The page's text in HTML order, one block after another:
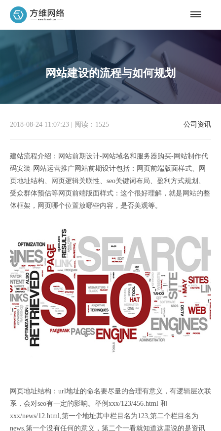
网站建设的流程与如何规划
公司资讯
2018-08-24 11:07:23 阅读：1525
建站流程介绍：网站前期设计-网站域名和服务器购买-网站制作代
码安装-网站运营推广网站前期设计包括：网页前端版面样式、网
页地址结构、网页逻辑关联性、seo关键词布局、盈利方式规划、
受众群体预估等网页前端版面样式：这个很好理解，就是网站的整
体框架，网页哪个位置放哪些内容，是否美观等。
网页地址结构：url地址的命名要尽量的合理有意义，有逻辑层次联
系，会对seo有一定的影响。举例xxx/123/456.html 和
xxx/news/12.html,第一个地址其中栏目名为123,第二个栏目名为
news.第一个没有任何的意义，第二个一看就知道这里说的是资讯